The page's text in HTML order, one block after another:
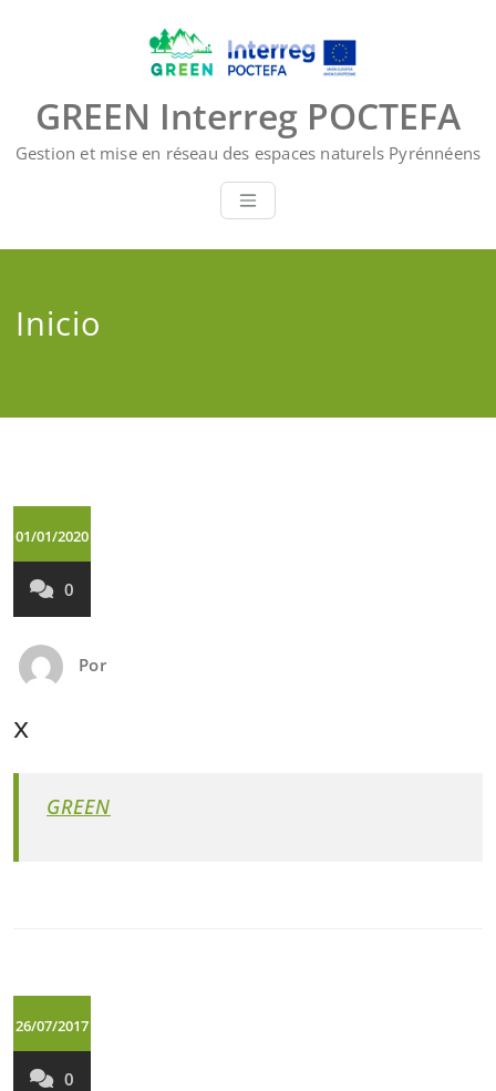
GREEN Interreg POCTEFA
Gestion et mise en réseau des espaces naturels Pyrénnéens
Inicio
01/01/2020
0
Por
x
GREEN
26/07/2017
0